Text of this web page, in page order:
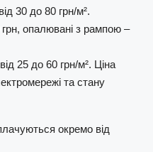
30 до 80 грн/м².
опалювані з рампою –
25 до 60 грн/м². Ціна
та стану
окремо від